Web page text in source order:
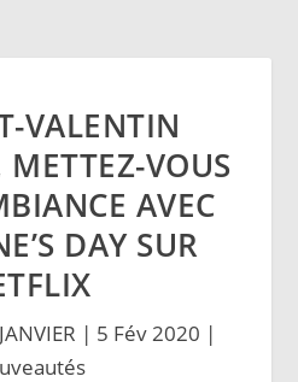
VALENTIN
VOUS
AVEC
DAY SUR
| 5 Fév 2020 |